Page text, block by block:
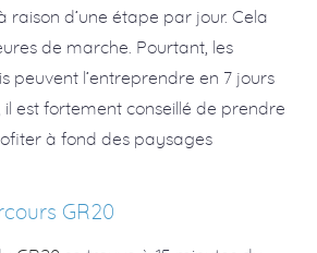
raison d’une étape par jour. Cela
de marche. Pourtant, les
peuvent l’entreprendre en 7 jours
il est fortement conseillé de prendre
à fond des paysages
GR20